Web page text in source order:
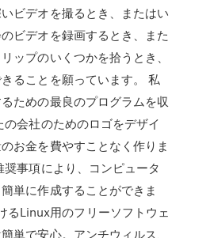
ビデオを撮るとき、またはい
ビデオを録画するとき、また
ップのいくつかを拾うとき、
ることを願っています。 私
ための最良のプログラムを収
会社のためのロゴをデザイ
お金を費やすことなく作りま
奨事項により、コンピュータ
単に作成することができま
るLinux用のフリーソフトウェ
単で安心。アンチウィルス、